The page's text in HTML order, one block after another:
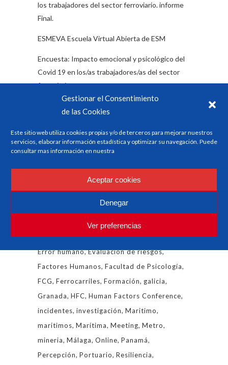
Gestionar el Consentimiento
de las Cookies
Este sitio web utiliza cookies propias y/o de terceros para mejorar nuestros
servicios, elaborar información estadística y optimizar su navegación. Puede
consultar mas información en nuestra
Aceptar cookies
Denegar
Ver preferencias
los trabajadores del sector ferroviario. informe
Final.
ESMEVA Escuela Virtual Abierta de ESM
Encuesta: Impacto emocional y psicológico del
Covid 19 en los/as trabajadores/as del sector
ferroviario
Formación
AENOR Autoridad
Cataluña Civil Conferencia Curso EMS
Error humano Evaluación de riesgos
Factores Humanos Facultad de Psicología
FCG Ferrocarriles Formación
galicia
Granada HFC Human Factors Conference
incidentes investigación Maritimo
maritimos Marítima Meeting Metro
mineria Málaga Online Panamá
Percepción Portuario Resiliencia